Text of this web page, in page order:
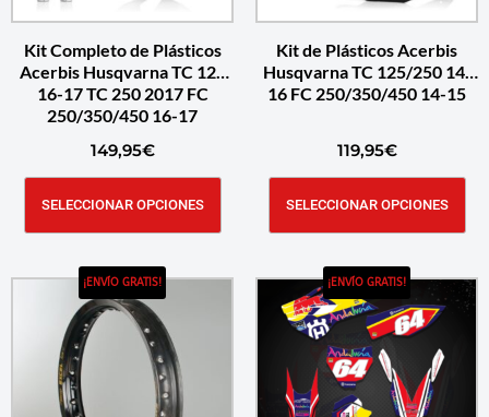
Kit Completo de Plásticos
Acerbis Husqvarna TC 125
16-17 TC 250 2017 FC
250/350/450 16-17
149,95€
SELECCIONAR OPCIONES
Kit de Plásticos Acerbis
Husqvarna TC 125/250 14-
16 FC 250/350/450 14-15
119,95€
SELECCIONAR OPCIONES
¡ENVÍO GRATIS! ¡ENVÍO GRATIS!